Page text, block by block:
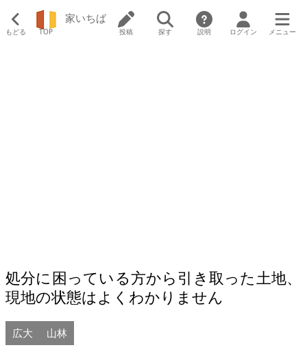
もどる TOP
家いちば
投稿 探す 説明 ログイン メニュー
処分に困っている方から引き取った土地、
現地の状態はよくわかりません
広大 山林